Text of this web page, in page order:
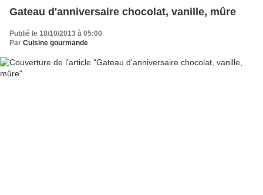
Gateau d'anniversaire chocolat, vanille, mûre
Publié le 18/10/2013 à 05:00
Par Cuisine gourmande